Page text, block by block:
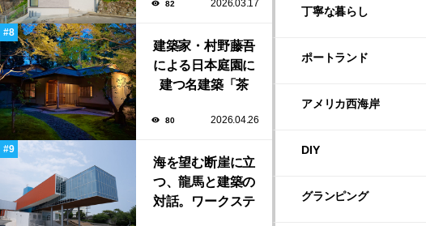
族の住まい「塔の
82 2026.03.17
建築家・村野藤吾
による日本庭園に
建つ名建築「茶
家「BAR茶寮」期
80 2026.04.26
海を望む断崖に立
つ、龍馬と建築の
対話。ワークステ
丁寧な暮らし
ポートランド
アメリカ西海岸
DIY
グランピング